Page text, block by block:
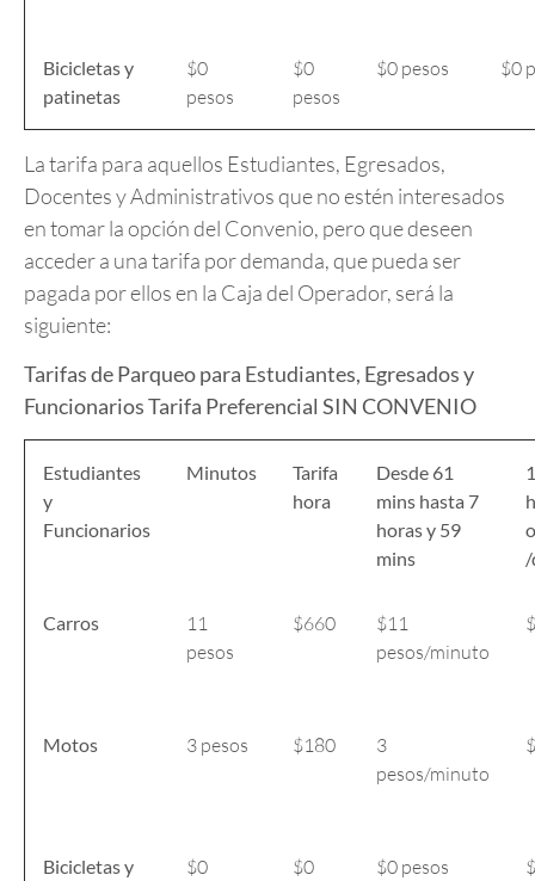
Bicicletas y
patinetas
$0
pesos
$0
pesos
$0 pesos $0
La tarifa para aquellos Estudiantes, Egresados,
Docentes y Administrativos que no estén interesados
en tomar la opción del Convenio, pero que deseen
acceder a una tarifa por demanda, que pueda ser
pagada por ellos en la Caja del Operador, será la
siguiente:
Tarifas de Parqueo para Estudiantes, Egresados y
Funcionarios Tarifa Preferencial SIN CONVENIO
Estudiantes
y
Funcionarios
Minutos
Tarifa
hora
Desde 61
mins hasta 7
horas y 59
mins
Carros
11
pesos
$660
$11
pesos/minuto
Motos 3 pesos $180
3
pesos/minuto
Bicicletas y
$0
$0
$0 pesos